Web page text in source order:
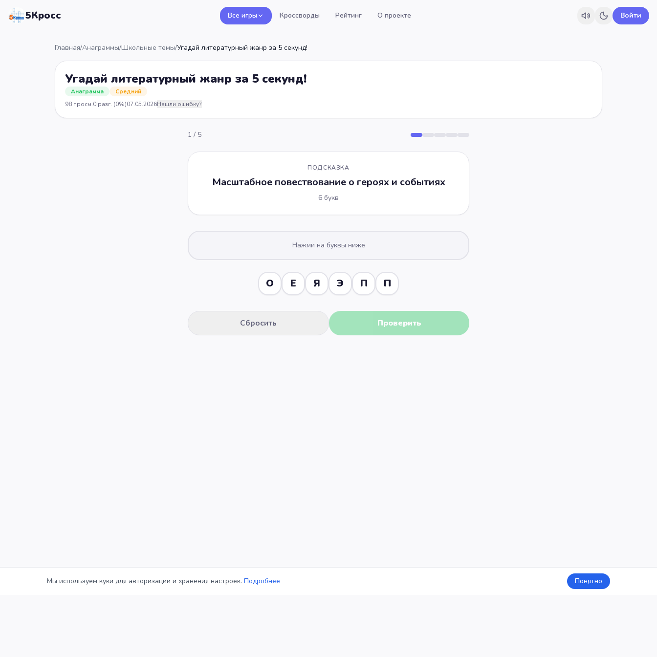
5Кросс Все игры Кроссворды Рейтинг О проекте Войти
Главная/Анаграммы/Школьные темы/Угадай литературный жанр за 5 секунд!
Угадай литературный жанр за 5 секунд!
Анаграмма
Средний
98 просм.0 разг. (0%)07.05.2026Нашли ошибку?
1 / 5
ПОДСКАЗКА
Масштабное повествование о героях и событиях
6 букв
Нажми на буквы ниже
О Е Я Э П П
Сбросить Проверить
Мы используем куки для авторизации и хранения настроек. Подробнее Понятно